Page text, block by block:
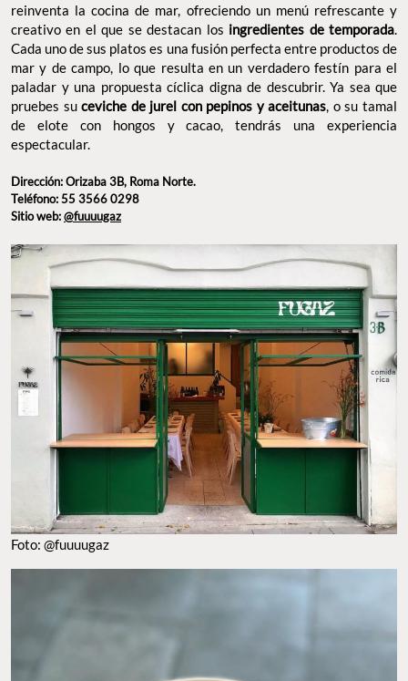
reinventa la cocina de mar, ofreciendo un menú refrescante y
creativo en el que se destacan los ingredientes de temporada.
Cada uno de sus platos es una fusión perfecta entre productos de
mar y de campo, lo que resulta en un verdadero festín para el
paladar y una propuesta cíclica digna de descubrir. Ya sea que
pruebes suceviche de jurel con pepinos y aceitunas, o su tamal
de elote con hongos y cacao, tendrás una experiencia
espectacular.
Dirección: Orizaba 3B, Roma Norte.
Teléfono: 55 3566 0298
Sitio web:@fuuuugaz
Foto: @fuuuugaz